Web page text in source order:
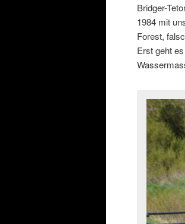
Bridger-
1984 mit
Forest,
Erst geht